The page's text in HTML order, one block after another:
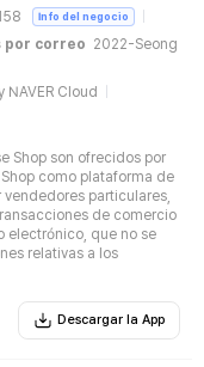
Info del negocio
por correo 2022-Seong
NAVER Cloud
Shop son ofrecidos por
como plataforma de
particulares,
de comercio
electrónico, que no se
relativas a los
Descargar la App